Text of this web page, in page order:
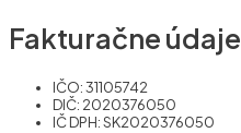
Fakturačne údaje
IČO: 31105742
DIČ: 2020376050
IČ DPH: SK2020376050